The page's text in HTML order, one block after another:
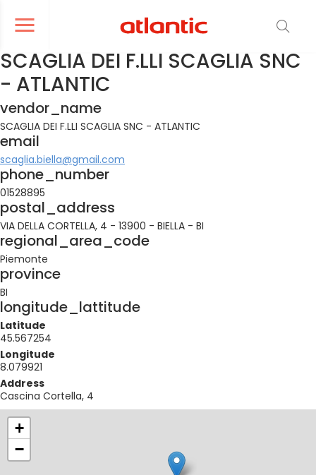
Ouvrir le menu de navigation
le menu de navigation
SCAGLIA DEI F.LLI SCAGLIA SNC
- ATLANTIC
vendor_name
SCAGLIA DEI F.LLI SCAGLIA SNC - ATLANTIC
email
scaglia.biella@gmail.com
phone_number
01528895
postal_address
VIA DELLA CORTELLA, 4 - 13900 - BIELLA - BI
regional_area_code
Piemonte
province
BI
longitude_lattitude
Latitude
45.567254
Longitude
8.079921
Address
Cascina Cortella, 4
+
−